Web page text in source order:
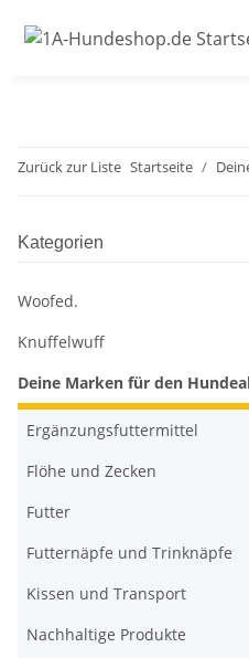
Zurück zur Liste Startseite
Kategorien
Woofed.
Knuffelwuff
Deine Marken für den
Ergänzungsfuttermittel
Flöhe und Zecken
Futter
Futternäpfe und Trinknäpfe
Kissen und Transport
Nachhaltige Produkte